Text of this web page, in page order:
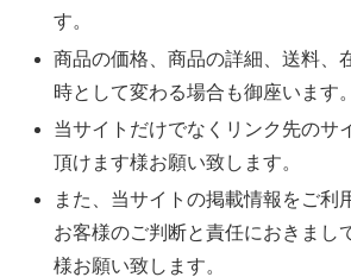
す。
商品の価格、商品の詳細、送料、
時として変わる場合も御座います。
当サイトだけでなくリンク先のサ
頂けます様お願い致します。
また、当サイトの掲載情報をご利
お客様のご判断と責任におきまし
様お願い致します。